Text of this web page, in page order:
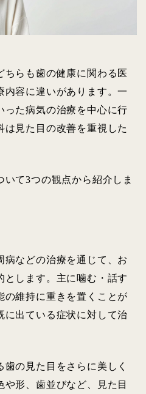
ちらも歯の健康に関わる医
内容に違いがあります。一
った病気の治療を中心に行
は見た目の改善を重視した
て3つの観点から紹介しま
病などの治療を通じて、お
とします。主に噛む・話す
の維持に重きを置くことが
に出ている症状に対して治
の見た目をさらに美しく
形、歯並びなど、見た目